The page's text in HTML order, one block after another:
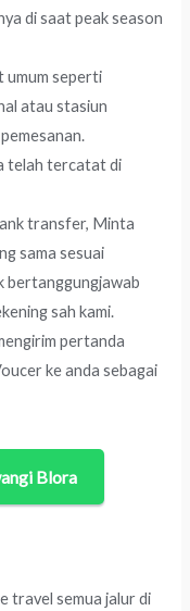
di saat peak season
umum seperti
atau stasiun
telah tercatat di
transfer, Minta
sama sesuai
bertanggungjawab
sah kami.
pertanda
ke anda sebagai
Blora
travel semua jalur di